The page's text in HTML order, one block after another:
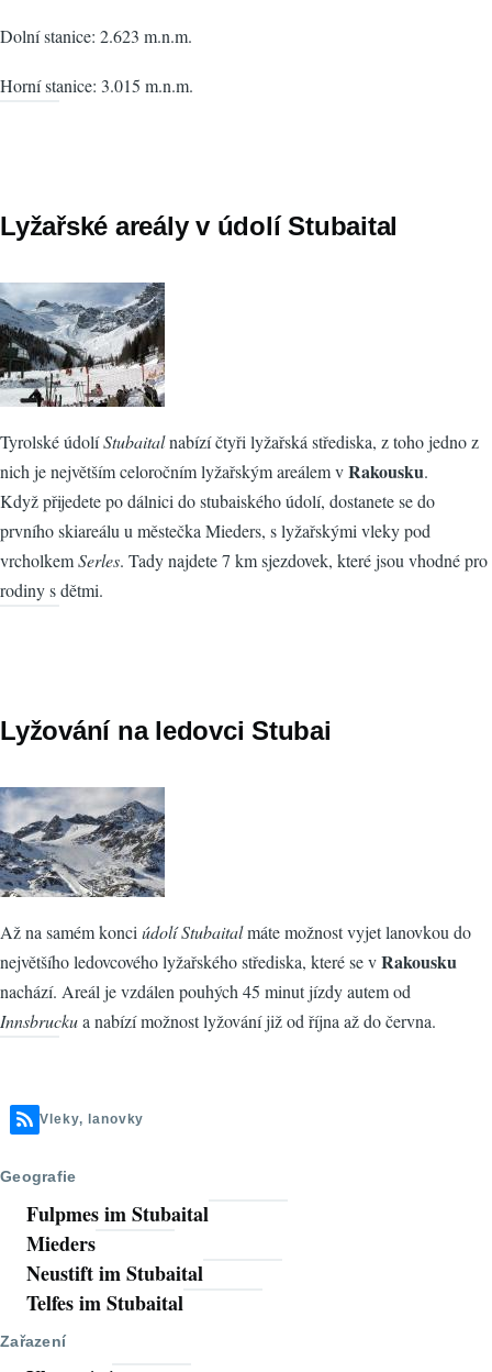
Dolní stanice: 2.623 m.n.m.
Horní stanice: 3.015 m.n.m.
Lyžařské areály v údolí Stubaital
Tyrolské údolíStubaitalnabízí čtyři lyžařská střediska, z toho jedno z
nich je největším celoročním lyžařským areálem vRakousku.
Když přijedete po dálnici do stubaiského údolí, dostanete se do
prvního skiareálu u městečka Mieders, s lyžařskými vleky pod
vrcholkemSerles. Tady najdete 7 km sjezdovek, které jsou vhodné pro
rodiny s dětmi.
Lyžování na ledovci Stubai
Až na samém konci údolí Stubaitalmáte možnost vyjet lanovkou do
největšího ledovcového lyžařského střediska, které se vRakousku
nachází. Areál je vzdálen pouhých 45 minut jízdy autem od
Innsbruckua nabízí možnost lyžování již od října až do června.
Vleky, lanovky
Geografie
Fulpmes im Stubaital
Mieders
Neustift im Stubaital
Telfes im Stubaital
Zařazení